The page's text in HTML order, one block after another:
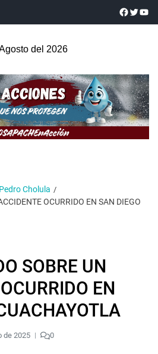
del 2026
Cholula
OCURRIDO EN SAN DIEGO
SOBRE UN
EN
de 2025 0